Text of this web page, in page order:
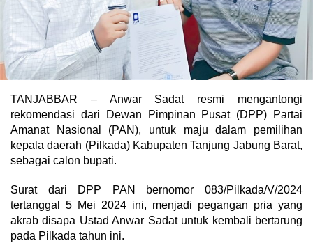
TANJABBAR – Anwar Sadat resmi mengantongi
rekomendasi dari Dewan Pimpinan Pusat (DPP) Partai
Amanat Nasional (PAN), untuk maju dalam pemilihan
kepala daerah (Pilkada) Kabupaten Tanjung Jabung Barat,
sebagai calon bupati.
Surat dari DPP PAN bernomor 083/Pilkada/V/2024
tertanggal 5 Mei 2024 ini, menjadi pegangan pria yang
akrab disapa Ustad Anwar Sadat untuk kembali bertarung
pada Pilkada tahun ini.